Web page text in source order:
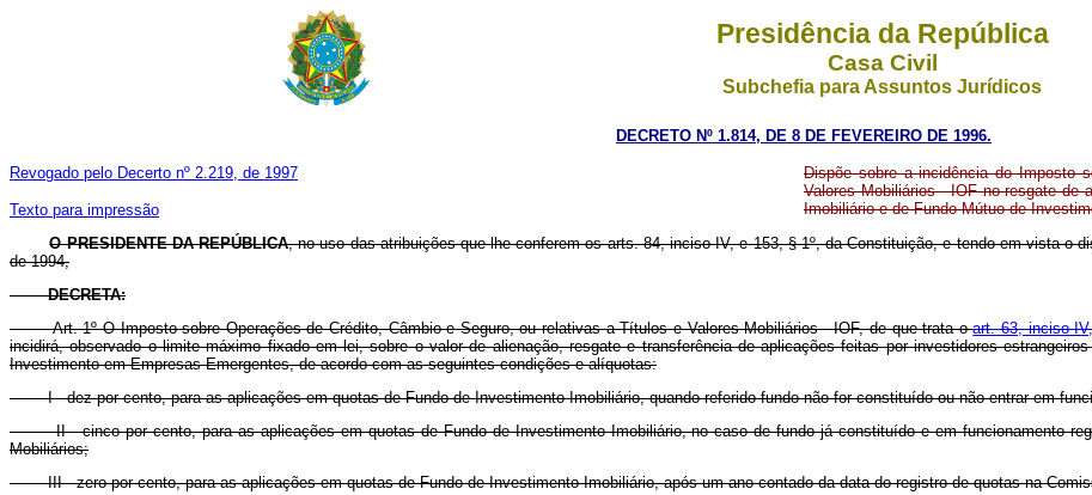
Presidência da República
Casa Civil
Subchefia para Assuntos Jurídicos
DECRETO Nº 1.814, DE 8 DE FEVEREIRO DE 1996.
Revogado pelo Decerto nº 2.219, de 1997
Texto para impressão
Dispõe sobre a incidência do Imposto
Valores Mobiliários - IOF no resgate de
Imobiliário e de Fundo Mútuo de
O PRESIDENTE DA REPÚBLICA, no uso das atribuições que lhe conferem os arts. 84, inciso IV, e 153, § 1º, da Constituição, e tendo em vista o
de 1994,
DECRETA:
Art. 1º O Imposto sobre Operações de Crédito, Câmbio e Seguro, ou relativas a Títulos e Valores Mobiliários - IOF, de que trata oart. 63, inciso
incidirá, observado o limite máximo fixado em lei, sobre o valor de alienação, resgate e transferência de aplicações feitas por investidores
Investimento em Empresas Emergentes, de acordo com as seguintes condições e alíquotas:
I - dez por cento, para as aplicações em quotas de Fundo de Investimento Imobiliário, quando referido fundo não for constituído ou não entrar em
II - cinco por cento, para as aplicações em quotas de Fundo de Investimento Imobiliário, no caso de fundo já constituído e em funcionamento
Mobiliários;
III - zero por cento, para as aplicações em quotas de Fundo de Investimento Imobiliário, após um ano contado da data do registro de quotas na